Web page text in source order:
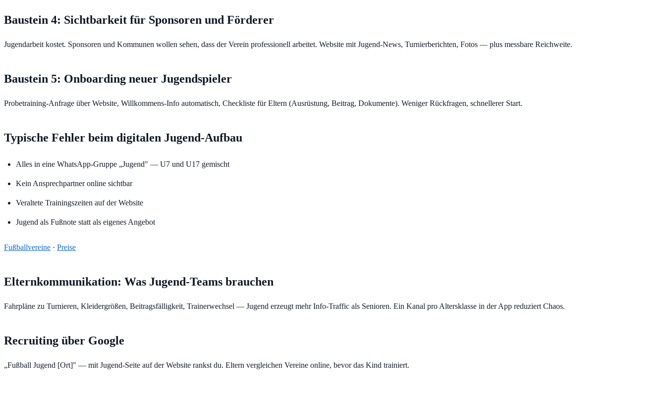
Baustein 4: Sichtbarkeit für Sponsoren und Förderer
Jugendarbeit kostet. Sponsoren und Kommunen wollen sehen, dass der Verein professionell arbeitet. Website mit Jugend-News, Turnierberichten, Fotos — plus messbare Reichweite.
Baustein 5: Onboarding neuer Jugendspieler
Probetraining-Anfrage über Website, Willkommens-Info automatisch, Checkliste für Eltern (Ausrüstung, Beitrag, Dokumente). Weniger Rückfragen, schnellerer Start.
Typische Fehler beim digitalen Jugend-Aufbau
Alles in eine WhatsApp-Gruppe „Jugend" — U7 und U17 gemischt
Kein Ansprechpartner online sichtbar
Veraltete Trainingszeiten auf der Website
Jugend als Fußnote statt als eigenes Angebot
Fußballvereine · Preise
Elternkommunikation: Was Jugend-Teams brauchen
Fahrpläne zu Turnieren, Kleidergrößen, Beitragsfälligkeit, Trainerwechsel — Jugend erzeugt mehr Info-Traffic als Senioren. Ein Kanal pro Altersklasse in der App reduziert Chaos.
Recruiting über Google
„Fußball Jugend [Ort]" — mit Jugend-Seite auf der Website rankst du. Eltern vergleichen Vereine online, bevor das Kind trainiert.